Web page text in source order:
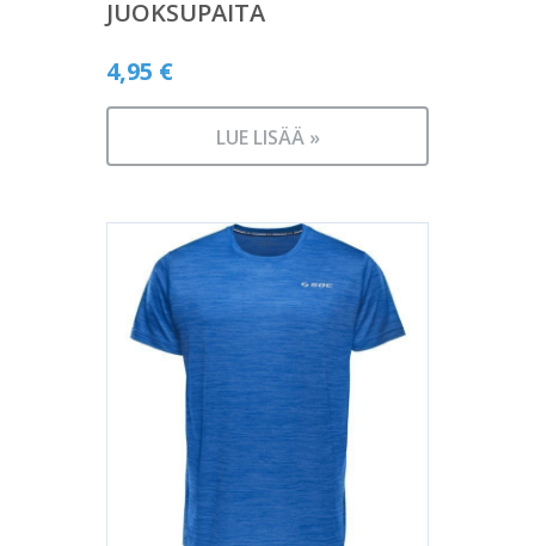
JUOKSUPAITA
4,95 €
LUE LISÄÄ »